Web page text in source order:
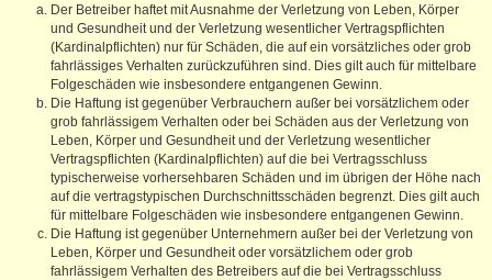
Der Betreiber haftet mit Ausnahme der Verletzung von Leben, Körper
und Gesundheit und der Verletzung wesentlicher Vertragspflichten
(Kardinalpflichten) nur für Schäden, die auf ein vorsätzliches oder grob
fahrlässiges Verhalten zurückzuführen sind. Dies gilt auch für mittelbare
Folgeschäden wie insbesondere entgangenen Gewinn.
Die Haftung ist gegenüber Verbrauchern außer bei vorsätzlichem oder
grob fahrlässigem Verhalten oder bei Schäden aus der Verletzung von
Leben, Körper und Gesundheit und der Verletzung wesentlicher
Vertragspflichten (Kardinalpflichten) auf die bei Vertragsschluss
typischerweise vorhersehbaren Schäden und im übrigen der Höhe nach
auf die vertragstypischen Durchschnittsschäden begrenzt. Dies gilt auch
für mittelbare Folgeschäden wie insbesondere entgangenen Gewinn.
Die Haftung ist gegenüber Unternehmern außer bei der Verletzung von
Leben, Körper und Gesundheit oder vorsätzlichem oder grob
fahrlässigem Verhalten des Betreibers auf die bei Vertragsschluss